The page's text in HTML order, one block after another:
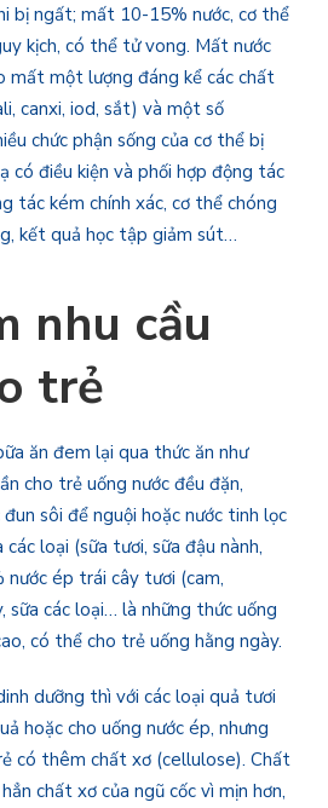
bị ngất; mất 10-15% nước, cơ thể
kịch, có thể tử vong. Mất nước
mất một lượng đáng kể các chất
canxi, iod, sắt) và một số
chức phận sống của cơ thể bị
có điều kiện và phối hợp động tác
tác kém chính xác, cơ thể chóng
kết quả học tập giảm sút…
nhu cầu
trẻ
ăn đem lại qua thức ăn như
cho trẻ uống nước đều đặn,
sôi để nguội hoặc nước tinh lọc
loại (sữa tươi, sữa đậu nành,
nước ép trái cây tươi (cam,
sữa các loại… là những thức uống
có thể cho trẻ uống hằng ngày.
dưỡng thì với các loại quả tươi
hoặc cho uống nước ép, nhưng
có thêm chất xơ (cellulose). Chất
chất xơ của ngũ cốc vì mịn hơn,